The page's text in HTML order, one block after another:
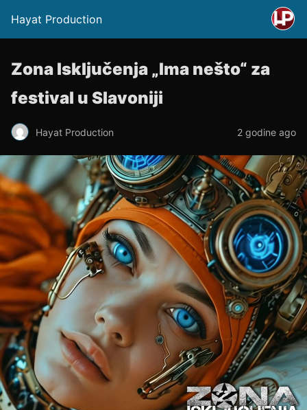
Hayat Production
Zona Isključenja „Ima nešto“ za
festival u Slavoniji
Hayat Production 2 godine ago